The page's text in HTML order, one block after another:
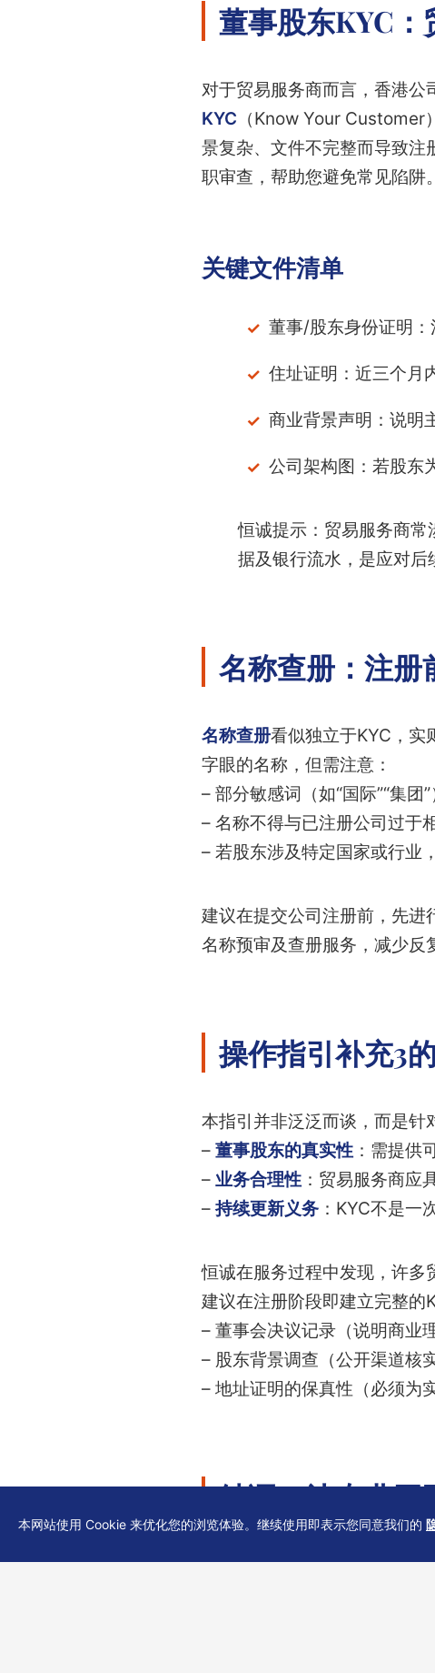
董事股东KYC
对于贸易服务商而言，香港公
KYC （Know Your
景复杂、文件不完整而导致注
职审查，帮助您避免常见陷阱。
关键文件清单
董事/股东身份证明：
住址证明：近三个月
商业背景声明：说明
公司架构图：若股东
恒诚提示：贸易服务商
据及银行流水，是应对后
名称查册：注册
名称查册看似独立于KYC，实
字眼的名称，但需注意：
– 部分敏感词（如“国际”“集团”
– 名称不得与已注册公司过于
– 若股东涉及特定国家或行业
建议在提交公司注册前，先进
名称预审及查册服务，减少反
操作指引补充3
本指引并非泛泛而谈，而是针
– 董事股东的真实性 ：需提供
– 业务合理性 ：贸易服务商应
– 持续更新义务 ：KYC不是一
恒诚在服务过程中发现，许多
建议在注册阶段即建立完整的
– 董事会决议记录（说明商业理
– 股东背景调查（公开渠道核实
– 地址证明的保真性（必须为
结语：让专业团
香港公司注册仅是开端，持续
本网站使用 Cookie 来优化您的浏览体验。继续使用即表示您同意我们的